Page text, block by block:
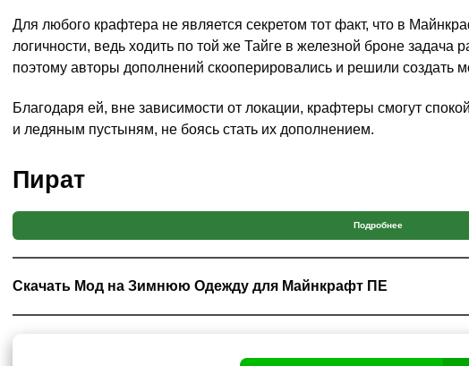
Для любого крафтера не является секретом тот факт, что в
логичности, ведь ходить по той же Тайге в железной броне
поэтому авторы дополнений скооперировались и решили создать
Благодаря ей, вне зависимости от локации, крафтеры смогут
и ледяным пустыням, не боясь стать их дополнением.
Пират
В период гонки за исследованием территорий, пираты очень
мест, вне зависимости от того что там находится. А посещать им
Очень хорошим примером послужит та же африка или северная
холодами.
Подробнее
Скачать Мод на Зимнюю Одежду для Майнкрафт ПЕ